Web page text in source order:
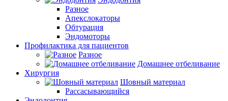
Разное
Апекслокаторы
Обтурация
Эндомоторы
Профилактика для пациентов
Разное
Домашнее отбеливание
Хирургия
Шовный материал
Рассасывающийся